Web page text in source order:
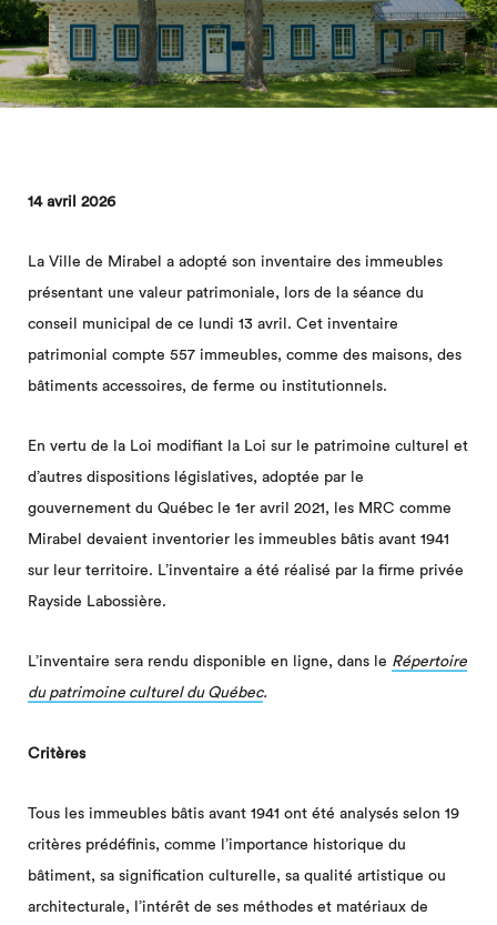
14 avril 2026
La Ville de Mirabel a adopté son inventaire des immeubles
présentant une valeur patrimoniale, lors de la séance du
conseil municipal de ce lundi 13 avril. Cet inventaire
patrimonial compte 557 immeubles, comme des maisons, des
bâtiments accessoires, de ferme ou institutionnels.
En vertu de la Loi modifiant la Loi sur le patrimoine culturel et
d’autres dispositions législatives, adoptée par le
gouvernement du Québec le 1er avril 2021, les MRC comme
Mirabel devaient inventorier les immeubles bâtis avant 1941
sur leur territoire. L’inventaire a été réalisé par la firme privée
Rayside Labossière.
L’inventaire sera rendu disponible en ligne, dans le Répertoire
du patrimoine culturel du Québec.
Critères
Tous les immeubles bâtis avant 1941 ont été analysés selon 19
critères prédéfinis, comme l’importance historique du
bâtiment, sa signification culturelle, sa qualité artistique ou
architecturale, l’intérêt de ses méthodes et matériaux de